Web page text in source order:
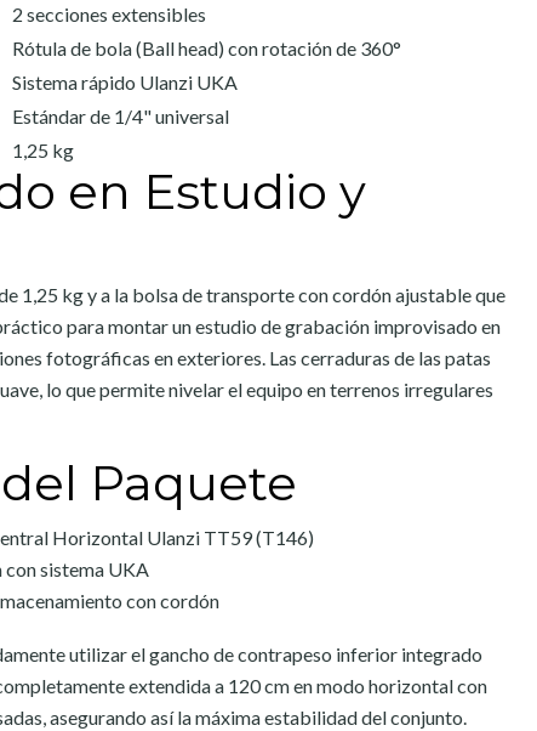
2 secciones extensibles
Rótula de bola (Ball head) con rotación de 360°
Sistema rápido Ulanzi UKA
Estándar de 1/4" universal
1,25 kg
en Estudio y
1,25 kg y a la bolsa de transporte con cordón ajustable que
para montar un estudio de grabación improvisado en
fotográficas en exteriores. Las cerraduras de las patas
lo que permite nivelar el equipo en terrenos irregulares
Paquete
Horizontal Ulanzi TT59 (T146)
con sistema UKA
con cordón
utilizar el gancho de contrapeso inferior integrado
extendida a 120 cm en modo horizontal con
asegurando así la máxima estabilidad del conjunto.